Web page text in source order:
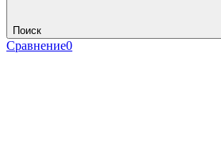
Поиск
Сравнение0